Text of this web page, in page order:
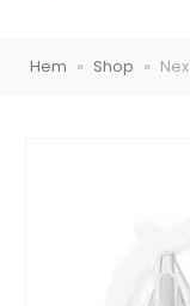
Hem » Shop »
Vapes, e-cigg &
Populära
Leverans & frakt